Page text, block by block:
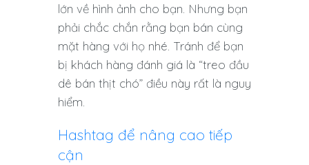
lớn về hình ảnh cho bạn. Nhưng bạn
phải chắc chắn rằng bạn bán cùng
mặt hàng với họ nhé. Tránh để bạn
bị khách hàng đánh giá là “treo đầu
dê bán thịt chó” điều này rất là nguy
hiểm.
Hashtag để nâng cao tiếp
cận